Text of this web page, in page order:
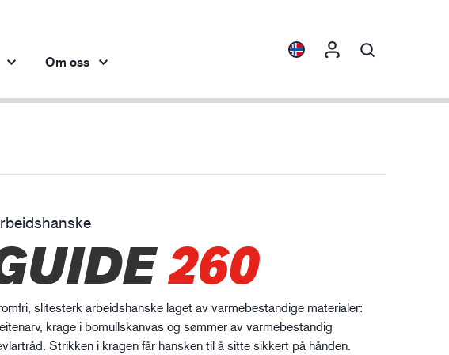
HXFIBR™
SPARX™
XLNT™
Verksted- og produksjonsindustri
Om oss
260
slitesterk arbeidshanske laget av varmebestandige materialer:
krage i bomullskanvas og sømmer av varmebestandig
Strikken i kragen får hansken til å sitte sikkert på hånden.